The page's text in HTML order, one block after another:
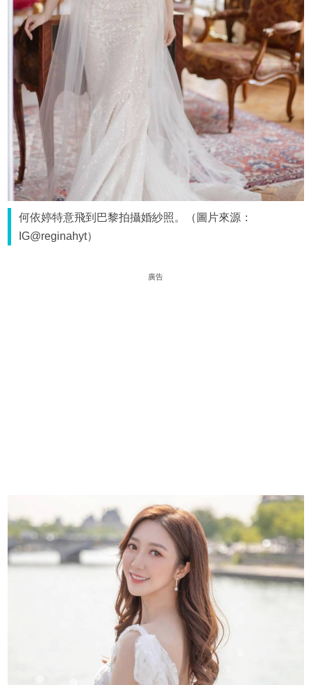
何依婷特意飛到巴黎拍攝婚紗照。（圖片來源：
IG@reginahyt）
廣告